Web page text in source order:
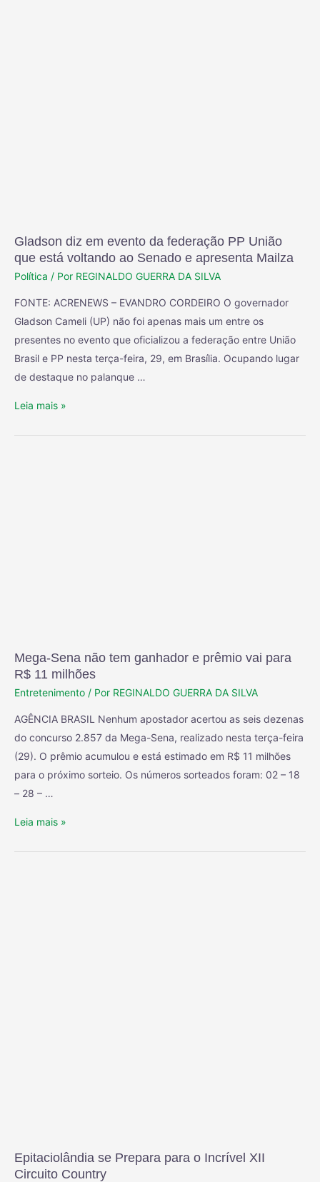
Gladson diz em evento da federação PP União
que está voltando ao Senado e apresenta Mailza
Política / Por REGINALDO GUERRA DA SILVA
FONTE: ACRENEWS – EVANDRO CORDEIRO O governador
Gladson Cameli (UP) não foi apenas mais um entre os
presentes no evento que oficializou a federação entre União
Brasil e PP nesta terça-feira, 29, em Brasília. Ocupando lugar
de destaque no palanque …
Leia mais »
Mega-Sena não tem ganhador e prêmio vai para
R$ 11 milhões
Entretenimento / Por REGINALDO GUERRA DA SILVA
AGÊNCIA BRASIL Nenhum apostador acertou as seis dezenas
do concurso 2.857 da Mega-Sena, realizado nesta terça-feira
(29). O prêmio acumulou e está estimado em R$ 11 milhões
para o próximo sorteio. Os números sorteados foram: 02 – 18
– 28 – …
Leia mais »
Epitaciolândia se Prepara para o Incrível XII
Circuito Country